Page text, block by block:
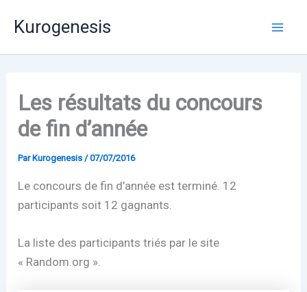
Kurogenesis
Les résultats du concours
de fin d’année
Par Kurogenesis/07/07/2016
Le concours de fin d’année est terminé. 12
participants soit 12 gagnants.
La liste des participants triés par le site
« Random.org ».